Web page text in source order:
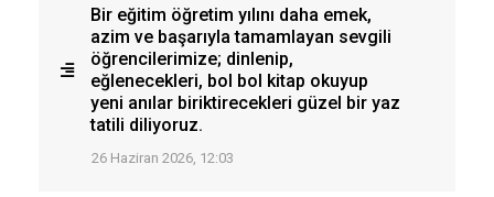
Bir eğitim öğretim yılını daha emek,
azim ve başarıyla tamamlayan sevgili
öğrencilerimize; dinlenip,
eğlenecekleri, bol bol kitap okuyup
yeni anılar biriktirecekleri güzel bir yaz
tatili diliyoruz.
26 Haziran 2026, 12:03